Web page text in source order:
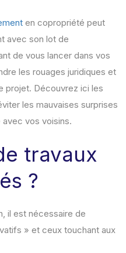
en copropriété peut
avec son lot de
de vous lancer dans vos
les rouages juridiques et
projet. Découvrez ici les
les mauvaises surprises
avec vos voisins.
travaux
?
il est nécessaire de
» et ceux touchant aux